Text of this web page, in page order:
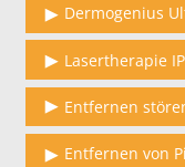
Dermogenius
Lasertherapie
Entfernen
Entfernen von